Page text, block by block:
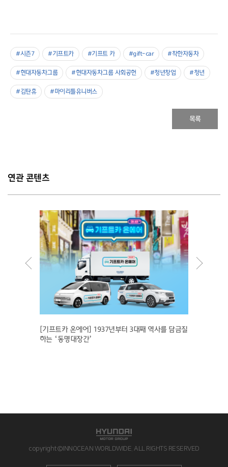
#시즌7 #기프트카 #기프트 카 #gift-car #착한자동차
#현대자동차그룹 #현대자동차그룹 사회공헌 #청년창업 #청년
#김탄휴 #마이리틀유니버스
목록
연관 콘텐츠
[기프트카 온에어] 1937년부터 3대째 역사를 담금질
하는 ‘동명대장간’
copyright©INNOCEAN WORLDWIDE. ALL RIGHTS RESERVED